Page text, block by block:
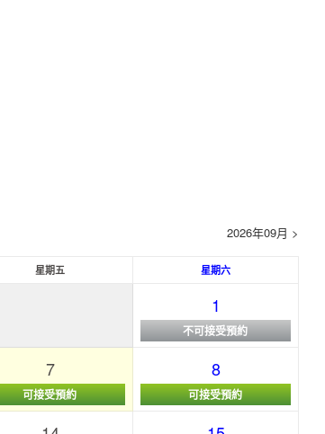
2026年09月 >
星期五 星期六
1
不可接受預約
7
可接受預約
8
可接受預約